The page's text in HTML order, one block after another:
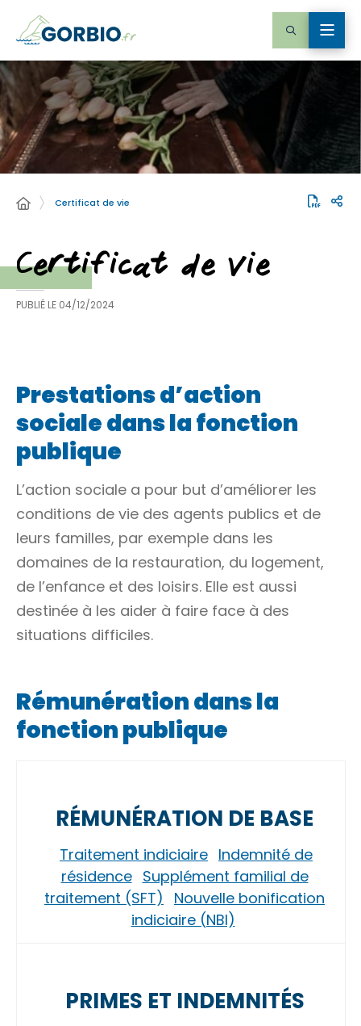
Certificat de vie
Certificat de vie
PUBLIÉ LE 04/12/2024
Prestations d’action
sociale dans la fonction
publique
L’action sociale a pour but d’améliorer les
conditions de vie des agents publics et de
leurs familles, par exemple dans les
domaines de la restauration, du logement,
de l’enfance et des loisirs. Elle est aussi
destinée à les aider à faire face à des
situations difficiles.
Rémunération dans la
fonction publique
RÉMUNÉRATION DE BASE
Traitement indiciaire Indemnité de
résidence Supplément familial de
traitement (SFT)
Nouvelle bonification
indiciaire (NBI)
PRIMES ET INDEMNITÉS